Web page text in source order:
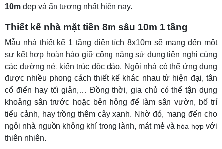
10m đẹp và ấn tượng nhất hiện nay.
Thiết kế nhà mặt tiền 8m sâu 10m 1 tầng
Mẫu nhà thiết kế 1 tầng diện tích 8x10m sẽ mang đến một
sự kết hợp hoàn hảo giữ công năng sử dụng tiện nghi cùng
các đường nét kiến trúc độc đáo. Ngôi nhà có thể ứng dụng
được nhiều phong cách thiết kế khác nhau từ hiện đại, tân
cổ điển hay tối giản,… Đồng thời, gia chủ có thể tận dụng
khoảng sân trước hoặc bên hông để làm sân vườn, bố trí
tiểu cảnh, hay trồng thêm cây xanh. Nhờ đó, mang đến cho
ngôi nhà nguồn không khí trong lành, mát mẻ và hòa hợpvới
thiên nhiên.